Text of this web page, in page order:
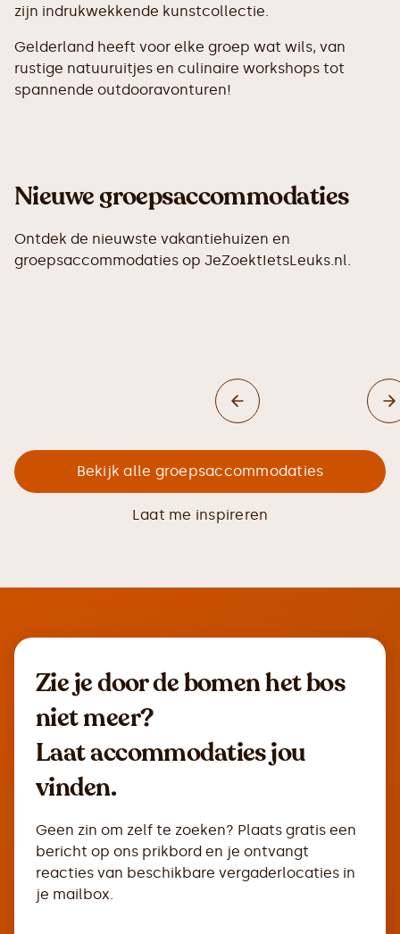
zijn indrukwekkende kunstcollectie.
Gelderland heeft voor elke groep wat wils, van
rustige natuuruitjes en culinaire workshops tot
spannende outdooravonturen!
Nieuwe groepsaccommodaties
Ontdek de nieuwste vakantiehuizen en
groepsaccommodaties op JeZoektIetsLeuks.nl.
Bekijk alle groepsaccommodaties
Laat me inspireren
Zie je door de bomen het bos
niet meer?
Laat accommodaties jou
vinden.
Geen zin om zelf te zoeken? Plaats gratis een
bericht op ons prikbord en je ontvangt
reacties van beschikbare vergaderlocaties in
je mailbox.